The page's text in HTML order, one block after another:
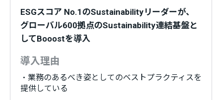
ESGスコア No.1のSustainabilityリーダーが、
グローバル600拠点のSustainability連結基盤と
してBooostを導入
導入理由
・業務のあるべき姿としてのベストプラクティスを
提供している